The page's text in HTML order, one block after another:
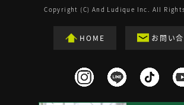
Copyright (C) And Ludique Inc. All Rights
HOME お問い